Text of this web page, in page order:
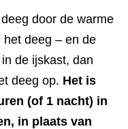
door de warme
het deeg – en de
de ijskast, dan
deeg op. Het is
(of 1 nacht) in
in plaats van